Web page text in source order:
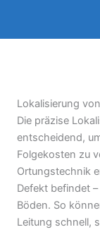
Lokalisierung
Die präzise
entscheidend,
Folgekosten zu
Ortungstechnik
Defekt befindet
Böden. So
Leitung schnell,